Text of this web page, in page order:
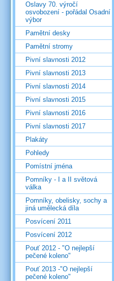
Oslavy 70. výročí
osvobození - pořádal Osadní
výbor
Pamětní desky
Pamětní stromy
Pivní slavnosti 2012
Pivní slavnosti 2013
Pivní slavnosti 2014
Pivní slavnosti 2015
Pivní slavnosti 2016
Pivní slavnosti 2017
Plakáty
Pohledy
Pomístní jména
Pomníky - I a II světová
válka
Pomníky, obelisky, sochy a
jiná umělecká díla
Posvícení 2011
Posvícení 2012
Pouť 2012 - "O nejlepší
pečené koleno"
Pouť 2013 -"O nejlepší
pečené koleno"